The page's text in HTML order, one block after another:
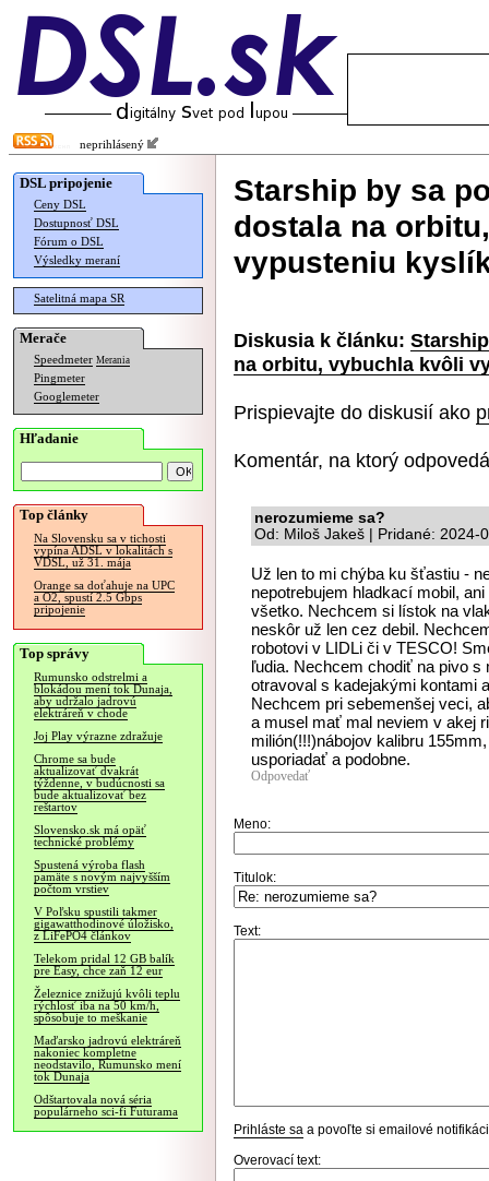
neprihlásený
DSL pripojenie
Ceny DSL
Dostupnosť DSL
Fórum o DSL
Výsledky meraní
Satelitná mapa SR
Merače
Speedmeter Merania
Pingmeter
Googlemeter
Hľadanie
Top články
Na Slovensku sa v tichosti
vypína ADSL v lokalitách s
VDSL, už 31. mája
Orange sa doťahuje na UPC
a O2, spustí 2.5 Gbps
pripojenie
Top správy
Rumunsko odstrelmi a
blokádou mení tok Dunaja,
aby udržalo jadrovú
elektráreň v chode
Joj Play výrazne zdražuje
Chrome sa bude
aktualizovať dvakrát
týždenne, v budúcnosti sa
bude aktualizovať bez
reštartov
Slovensko.sk má opäť
technické problémy
Spustená výroba flash
pamäte s novým najvyšším
počtom vrstiev
V Poľsku spustili takmer
gigawatthodinové úložisko,
z LiFePO4 článkov
Telekom pridal 12 GB balík
pre Easy, chce zaň 12 eur
Železnice znižujú kvôli teplu
rýchlosť iba na 50 km/h,
spôsobuje to meškanie
Maďarsko jadrovú elektráreň
nakoniec kompletne
neodstavilo, Rumunsko mení
tok Dunaja
Odštartovala nová séria
populárneho sci-fi Futurama
Starship by sa
dostala na
vypusteniu
Diskusia k článku:
na orbitu, vybuchla kvôli
Prispievajte do diskusií ako
Komentár, na ktorý
nerozumieme sa?
Od: Miloš Jakeš | Pridané: 2024-
Už len to mi chýba ku šťastiu -
nepotrebujem hladkací mobil,
všetko. Nechcem si lístok na
neskôr už len cez debil.
robotovi v LIDLi či v TESCO!
ľudia. Nechcem chodiť na pivo
otravoval s kadejakými kontami
Nechcem pri sebemenšej veci,
a musel mať mal neviem v akej
milión(!!!)nábojov kalibru
usporiadať a podobne.
Odpovedať
Meno:
Titulok:
Text:
Prihláste sa a povoľte si emailové
Overovací text: